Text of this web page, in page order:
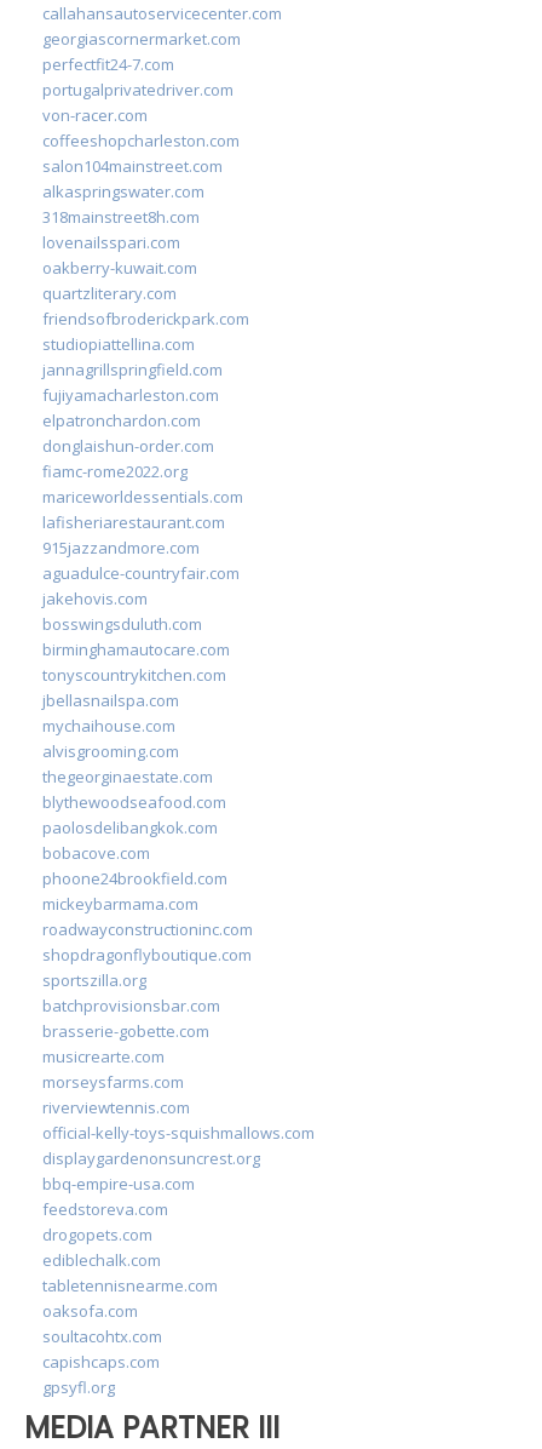
callahansautoservicecenter.com
georgiascornermarket.com
perfectfit24-7.com
portugalprivatedriver.com
von-racer.com
coffeeshopcharleston.com
salon104mainstreet.com
alkaspringswater.com
318mainstreet8h.com
lovenailsspari.com
oakberry-kuwait.com
quartzliterary.com
friendsofbroderickpark.com
studiopiattellina.com
jannagrillspringfield.com
fujiyamacharleston.com
elpatronchardon.com
donglaishun-order.com
fiamc-rome2022.org
mariceworldessentials.com
lafisheriarestaurant.com
915jazzandmore.com
aguadulce-countryfair.com
jakehovis.com
bosswingsduluth.com
birminghamautocare.com
tonyscountrykitchen.com
jbellasnailspa.com
mychaihouse.com
alvisgrooming.com
thegeorginaestate.com
blythewoodseafood.com
paolosdelibangkok.com
bobacove.com
phoone24brookfield.com
mickeybarmama.com
roadwayconstructioninc.com
shopdragonflyboutique.com
sportszilla.org
batchprovisionsbar.com
brasserie-gobette.com
musicrearte.com
morseysfarms.com
riverviewtennis.com
official-kelly-toys-squishmallows.com
displaygardenonsuncrest.org
bbq-empire-usa.com
feedstoreva.com
drogopets.com
ediblechalk.com
tabletennisnearme.com
oaksofa.com
soultacohtx.com
capishcaps.com
gpsyfl.org
MEDIA PARTNER III